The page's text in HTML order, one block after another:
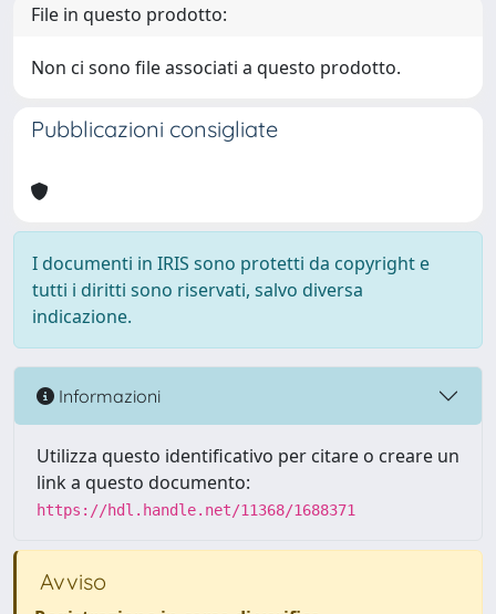
File in questo prodotto:
Non ci sono file associati a questo prodotto.
Pubblicazioni consigliate
I documenti in IRIS sono protetti da copyright e
tutti i diritti sono riservati, salvo diversa
indicazione.
Informazioni
Utilizza questo identificativo per citare o creare un
link a questo documento:
https://hdl.handle.net/11368/1688371
Avviso